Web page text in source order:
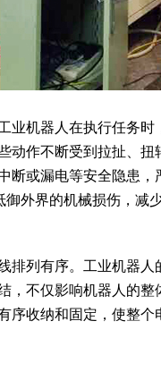
业机器人在执行任务
动作不断受到拉扯、
断或漏电等安全隐患
御外界的机械损伤，
排列有序。工业机器
，不仅影响机器人的
序收纳和固定，使整